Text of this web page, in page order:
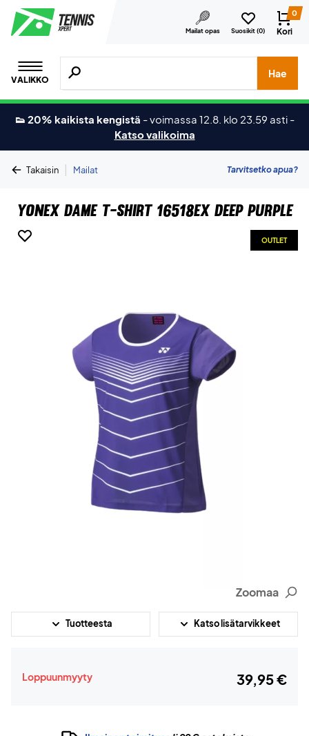
Mailat opas Suosikit (0)
0
Kori
VALIKKO
Hae tuotteita, merkkejä jne.
Hae
👟 20% kaikista kengistä -voimassa 12.8. klo 23.59 asti -
Katso valikoima
Takaisin | Mailat Tarvitsetko apua?
Yonex Dame T-shirt 16518EX Deep Purple
OUTLET
Zoomaa
Tuotteesta Katso lisätarvikkeet
Loppuunmyyty 39,95 €